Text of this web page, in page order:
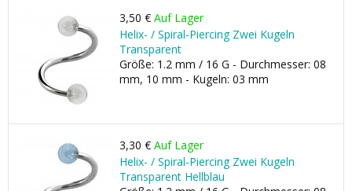
3,50 € Auf Lager
Helix- / Spiral-Piercing Zwei Kugeln
Transparent
Größe: 1.2 mm / 16 G - Durchmesser: 08
mm, 10 mm - Kugeln: 03 mm
3,30 € Auf Lager
Helix- / Spiral-Piercing Zwei Kugeln
Transparent Hellblau